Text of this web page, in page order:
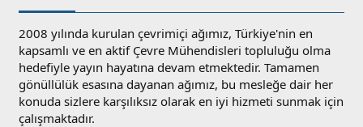
2008 yılında kurulan çevrimiçi ağımız, Türkiye'nin en
kapsamlı ve en aktif Çevre Mühendisleri topluluğu olma
hedefiyle yayın hayatına devam etmektedir. Tamamen
gönüllülük esasına dayanan ağımız, bu mesleğe dair her
konuda sizlere karşılıksız olarak en iyi hizmeti sunmak için
çalışmaktadır.